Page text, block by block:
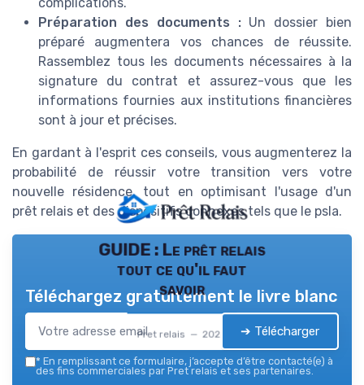
Préparation des documents :Un dossier bien
préparé augmentera vos chances de réussite.
Rassemblez tous les documents nécessaires à la
signature du contrat et assurez-vous que les
informations fournies aux institutions financières
sont à jour et précises.
En gardant à l'esprit ces conseils, vous augmenterez la
probabilité de réussir votre transition vers votre
nouvelle résidence, tout en optimisant l'usage d'un
prêt relais et des dispositifs connexes tels que le psla.
GUIDE : Le prêt relais
tout ce qu'il faut
savoir
Pret relais — 2026
Téléchargez gratuitement le livre blanc
➔ Télécharger
* En remplissant ce formulaire, j’accepte d’être contacté(e) à
des fins commerciales par Pret relais et ses partenaires.